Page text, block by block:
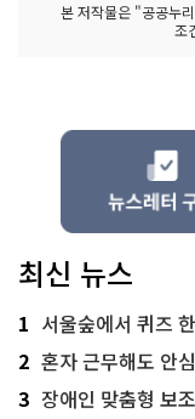
본 저작물은 "공공누
조
최신 뉴스
1 서울숲에서 퀴즈
2 혼자 근무해도 안
3 장애인 맞춤형 보조